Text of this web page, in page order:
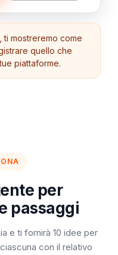
ti mostreremo come
quello che
piattaforme.
per
passaggi
e ti fornirà 10 idee per
con il relativo